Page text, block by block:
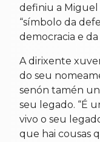
definiu a
“símbolo da
democracia e
A dirixente
do seu
senón tamén
seu legado. “É
vivo o seu
que hai cousas